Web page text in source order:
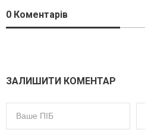
0 Коментарів
ЗАЛИШИТИ КОМЕНТАР